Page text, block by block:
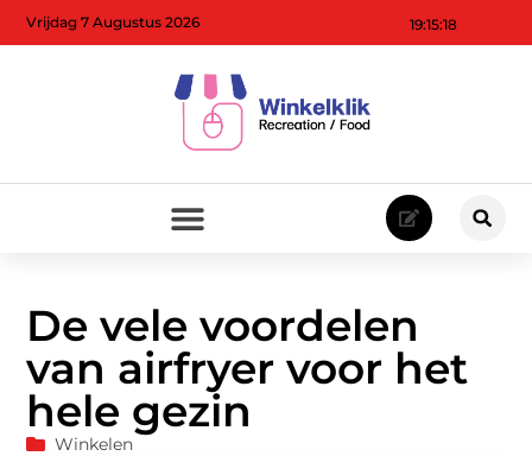
19:15:19
Vrijdag 7 Augustus 2026
De vele voordelen
van airfryer voor het
hele gezin
Winkelen